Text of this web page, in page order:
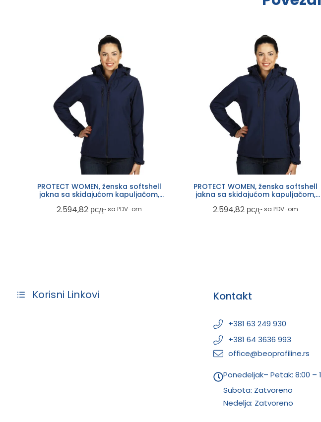
PROTECT WOMEN, ženska softshell
jakna sa skidajućom kapuljačom,
2.594,82 рсд~ sa PDV-om
PROTECT WOMEN, ženska softshell
jakna sa skidajućom kapuljačom,
2.594,82 рсд~ sa PDV-om
Korisni Linkovi Kontakt
+381 63 249 930
+381 64 3636 993
office@beoprofiline.rs
Ponedeljak– Petak: 8:00 –
Subota: Zatvoreno
Nedelja: Zatvoreno